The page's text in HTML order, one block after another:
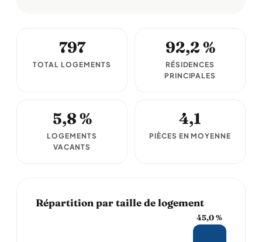
797
TOTAL LOGEMENTS
92,2 %
RÉSIDENCES
PRINCIPALES
5,8 %
LOGEMENTS
VACANTS
4,1
PIÈCES EN MOYENNE
Répartition par taille de logement
45,0 %